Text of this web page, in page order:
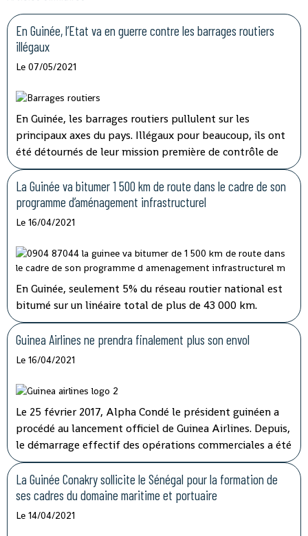
En Guinée, l’Etat va en guerre contre les barrages routiers
illégaux
Le 07/05/2021
En Guinée, les barrages routiers pullulent sur les
principaux axes du pays. Illégaux pour beaucoup, ils ont
été détournés de leur mission première de contrôle de
sécurité pour devenir des niches de rançonnement. Le
préjudice causé aux transporteurs et aux usagers de la
route est important.
La Guinée va bitumer 1 500 km de route dans le cadre de son
programme d’aménagement infrastructurel
Le 16/04/2021
En Guinée, seulement 5% du réseau routier national est
bitumé sur un linéaire total de plus de 43 000 km.
Jusqu’ici, les fonds alloués à l’entretien routier sont
insuffisants alors que plusieurs axes vitaux du pays sont
dans un état critique.
Guinea Airlines ne prendra finalement plus son envol
Le 16/04/2021
Le 25 février 2017, Alpha Condé le président guinéen a
procédé au lancement officiel de Guinea Airlines. Depuis,
le démarrage effectif des opérations commerciales a été
reporté à plusieurs reprises. Le sort de la compagnie a
finalement été tranché par l'Etat qui détenait 20% des
parts.
La Guinée Conakry sollicite le Sénégal pour la formation de
ses cadres du domaine maritime et portuaire
Le 14/04/2021